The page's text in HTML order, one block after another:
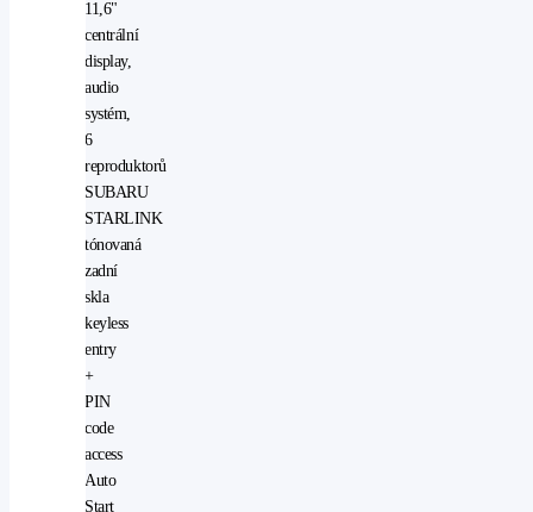
11,6"
centrální
display,
audio
systém,
6
reproduktorů
SUBARU
STARLINK
tónovaná
zadní
skla
keyless
entry
+
PIN
code
access
Auto
Start